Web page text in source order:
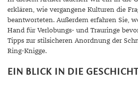
LAPISLAZULI
MARKASIT
MONDSTEIN
MORGANIT
erklären, wie vergangene Kulturen die
beantworteten. Außerdem erfahren Sie,
Hand für Verlobungs- und Trauringe
Tipps zur stilsicheren Anordnung der
Ring-Knigge.
EIN BLICK IN DIE